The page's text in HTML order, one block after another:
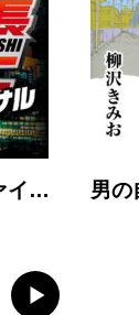
イ… 男